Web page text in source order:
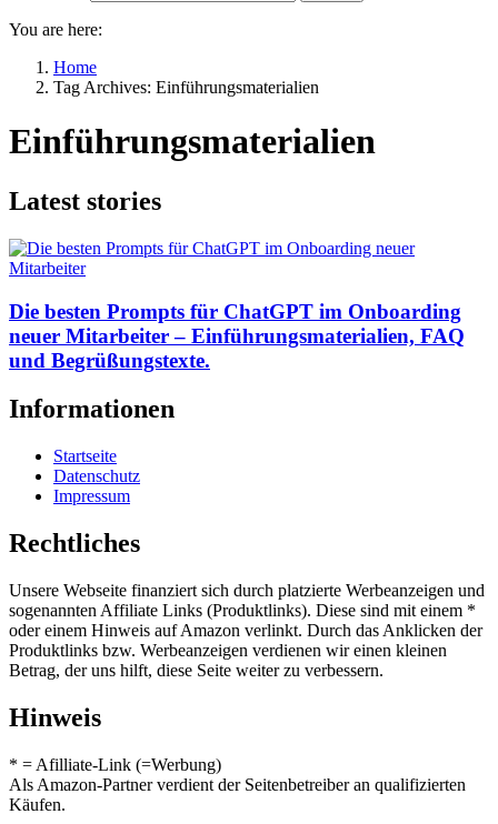
You are here:
Home
Tag Archives: Einführungsmaterialien
Einführungsmaterialien
Latest stories
Die besten Prompts für ChatGPT im Onboarding
neuer Mitarbeiter – Einführungsmaterialien, FAQ
und Begrüßungstexte.
Informationen
Startseite
Datenschutz
Impressum
Rechtliches
Unsere Webseite finanziert sich durch platzierte Werbeanzeigen und
sogenannten Affiliate Links (Produktlinks). Diese sind mit einem *
oder einem Hinweis auf Amazon verlinkt. Durch das Anklicken der
Produktlinks bzw. Werbeanzeigen verdienen wir einen kleinen
Betrag, der uns hilft, diese Seite weiter zu verbessern.
Hinweis
* = Afilliate-Link (=Werbung)
Als Amazon-Partner verdient der Seitenbetreiber an qualifizierten
Käufen.